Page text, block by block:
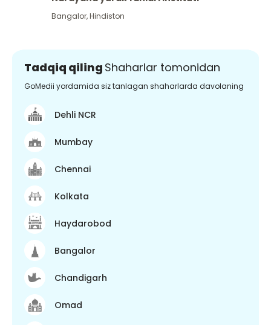
Bangalor,Hindiston
Tadqiq qiling Shaharlar tomonidan
GoMedii yordamida siz tanlagan shaharlarda davolaning
Dehli NCR
Mumbay
Chennai
Kolkata
Haydarobod
Bangalor
Chandigarh
Omad